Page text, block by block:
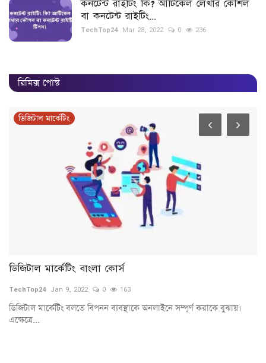
কনটেন্ট রাইটিং কি? আর্টিকেল লেখার কৌশল
বা কনটেন্ট রাইটিং...
TechTop24 Mar 28, 2022 0 236
রিমিক্স পোস্ট
ডিজিটাল মার্কেটিং
ডিজিটাল মার্কেটিং বাংলা কোর্স
TechTop24 Jan 9, 2022 0 163
ডিজিটাল মার্কেটিং বলতে বিপনন ব্যবস্থাকে অনলাইনে সম্পূর্ণ করাকে বুঝায়।
এক্ষেত্রে...